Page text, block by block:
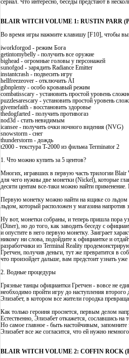
сериал. Что интересно, беседы предстают в
BLAIR WITCH VOLUME 1: RUSTIN PARR
Во время игры нажмите клавишу [F10], чтобы
iworkforgod - режим Бога
getintomybelly - получить все оружие
bighead - огромные головы у персонажей
sunofgod - зарядить Radiance Emitter
instantcrash - подвесить игру
hellfreezeover - отключить AI
gibnplenty - особо кровавый режим
combatisscary - установить простой уровень
puzzlesarescary - установить простой уровень
givemefaith - восстановить здоровье
thedogfarted - получить противогаз
nod3d - стать невидимым
icansee - получить очки ночного видения (NVG)
snowstorm - снег
thunderstorm - дождь
t2000 - текстура T-2000 из фильма Terminator 2
1. Что можно купить за 5 центов?
Многих, игравших в первую часть трилогии Blair
для чего нужны две монетки (Nickel), которые
десяти центам все-таки можно найти
Первую монетку можно найти на ящике со льдом
льдом, который расположен у магазина напротив
Ну вот, монетки собраны, и теперь пришла пора
(Diner), но до того, как заводить беседу с
и опустите в него первую монетку. Заиграет
никому ни слова, подойдите к официантке и
разработчики из Terminal Reality
Гретчен, получив деньги, тут же превратится в
что произойдет дальше, вам предстоит узнать
2. Водные процедуры
Грязные танцы официантки Гретчен - вовсе не
необходимо пройти игру до наступления
Элизабет, в котором все жители городка
Как только героиня проснется, первым делом
Естественно, Элизабет откажется, сославшись
Но самое главное - быть настойчивым,
Элизабет все же согласится, что ей нужно
BLAIR WITCH VOLUME 2: COFFIN ROCK